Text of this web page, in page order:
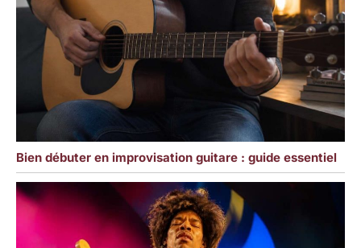
Bien débuter en improvisation guitare : guide essentiel